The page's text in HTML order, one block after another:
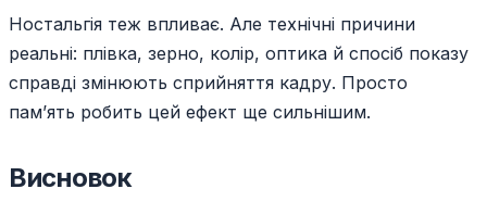
Ностальгія теж впливає. Але технічні причини
реальні: плівка, зерно, колір, оптика й спосіб показу
справді змінюють сприйняття кадру. Просто
пам’ять робить цей ефект ще сильнішим.
Висновок